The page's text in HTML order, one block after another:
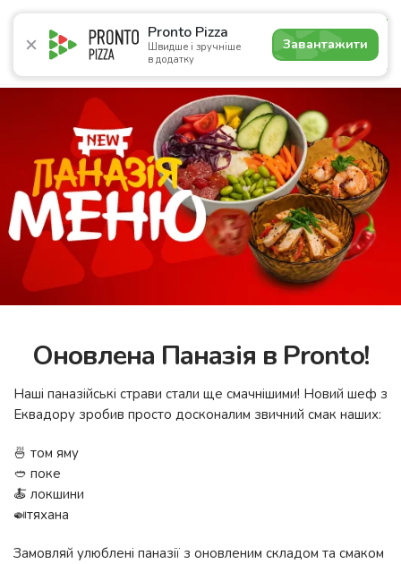
Pronto Pizza
Швидше і зручніше
в додатку
Завантажити
4.7
Акції Піца Суші Сети Сніданки Комбо
Оновлена Паназія в Pronto!
Наші паназійські страви стали ще смачнішими! Новий шеф з
Еквадору зробив просто досконалим звичний смак наших:
🍜 том яму
🥙 поке
🍝 локшини
🍛тяхана
Замовляй улюблені паназії з оновленим складом та смаком